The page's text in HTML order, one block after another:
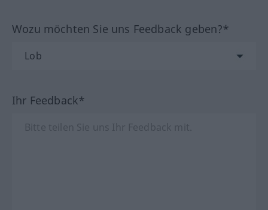
Wozu möchten Sie uns Feedback geben?*
Ihr Feedback*